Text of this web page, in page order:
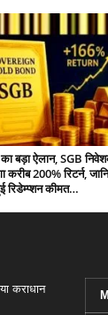
बड़ा ऐलान, SGB
करीब 200% रिटर्न,
रिडेम्प्शन कीमत…
कराधान
M